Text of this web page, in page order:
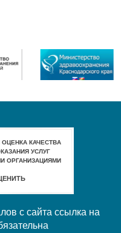
с сайта ссылка на